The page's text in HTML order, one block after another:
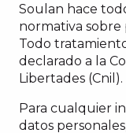
Soulan hace
normativa sobre
Todo
declarado a la
Libertades (Cnil).
Para cualquier
datos